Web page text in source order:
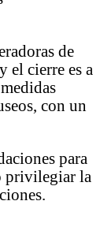
de
el cierre es a
con un
para
privilegiar la